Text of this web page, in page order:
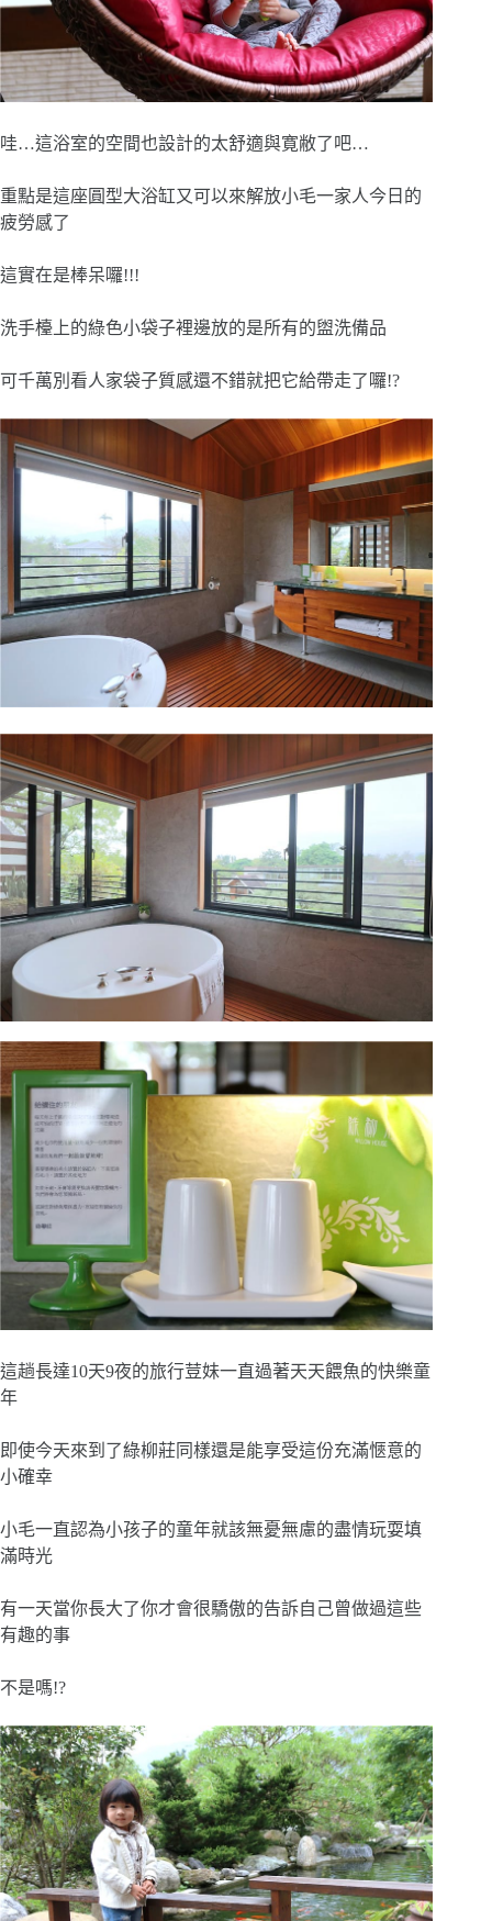
哇…這浴室的空間也設計的太舒適與寛敝了吧…
重點是這座圓型大浴缸又可以來解放小毛一家人今日的
疲勞感了
這實在是棒呆囉!!!
洗手檯上的綠色小袋子裡邊放的是所有的盥洗備品
可千萬別看人家袋子質感還不錯就把它給帶走了囉!?
這趟長達10天9夜的旅行荳妹一直過著天天餵魚的快樂童
年
即使今天來到了綠柳莊同樣還是能享受這份充滿愜意的
小確幸
小毛一直認為小孩子的童年就該無憂無慮的盡情玩耍填
滿時光
有一天當你長大了你才會很驕傲的告訴自己曾做過這些
有趣的事
不是嗎!?